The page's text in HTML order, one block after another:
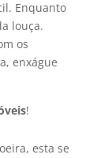
Enquanto
louça.
os
enxágue
!
esta se